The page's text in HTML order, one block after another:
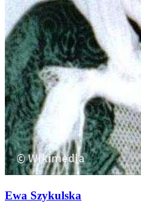
Ewa Szykulska